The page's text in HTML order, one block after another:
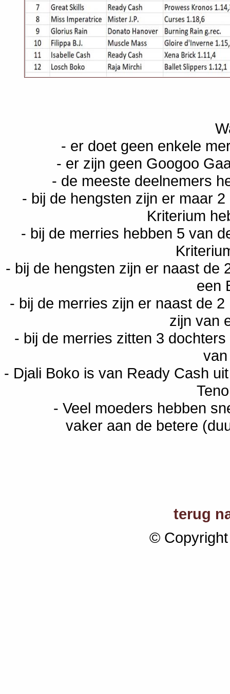
- er doet geen enkele
- er zijn geen Googoo
- de meeste deelnemers
- bij de hengsten zijn er maar
Kriterium
- bij de merries hebben 5 van
- bij de hengsten zijn er naast de
een
- bij de merries zijn er naast de
zijn van
- bij de merries zitten 3
- Djali Boko is van Ready Cash
- Veel moeders hebben
vaker aan de betere
terug
©